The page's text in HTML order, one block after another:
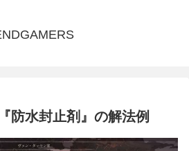
防水封止剤』の解法例